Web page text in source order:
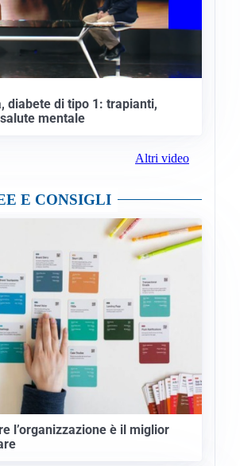
diabete di tipo 1: trapianti,
mentale
Altri video
E CONSIGLI
l’organizzazione è il miglior